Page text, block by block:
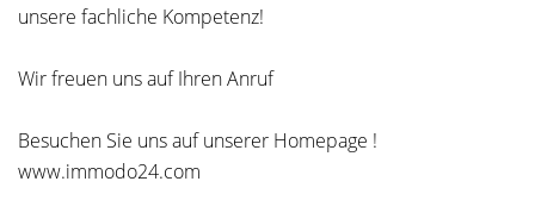
unsere fachliche Kompetenz!
Wir freuen uns auf Ihren Anruf
Besuchen Sie uns auf unserer Homepage !
www.immodo24.com